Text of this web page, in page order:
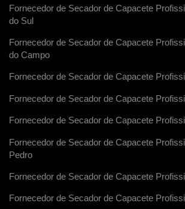
Fornecedor de Secador de Capacete
do Sul
Fornecedor de Secador de Capacete
do Campo
Fornecedor de Secador de Capacete
Fornecedor de Secador de Capacete
Fornecedor de Secador de Capacete
Fornecedor de Secador de Capacete
Pedro
Fornecedor de Secador de Capacete
Fornecedor de Secador de Capacete